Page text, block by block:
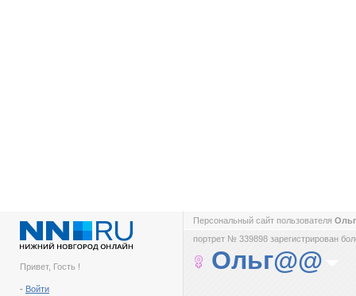
Привет, Гость !
- Войти
Персональный сайт пользователя
портрет № 339898 зарегистрирован
Ольг@@